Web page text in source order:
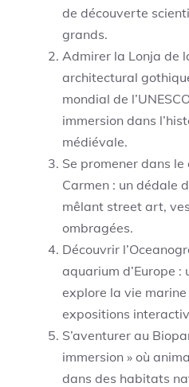
de découverte
grands.
Admirer la Lonja de
architectural
mondial de
immersion dans
médiévale.
Se promener dans
Carmen : un dédale
mêlant street art,
ombragées.
Découvrir
aquarium d’Europe :
explore la vie
expositions
S’aventurer au
immersion » où
dans des habitats